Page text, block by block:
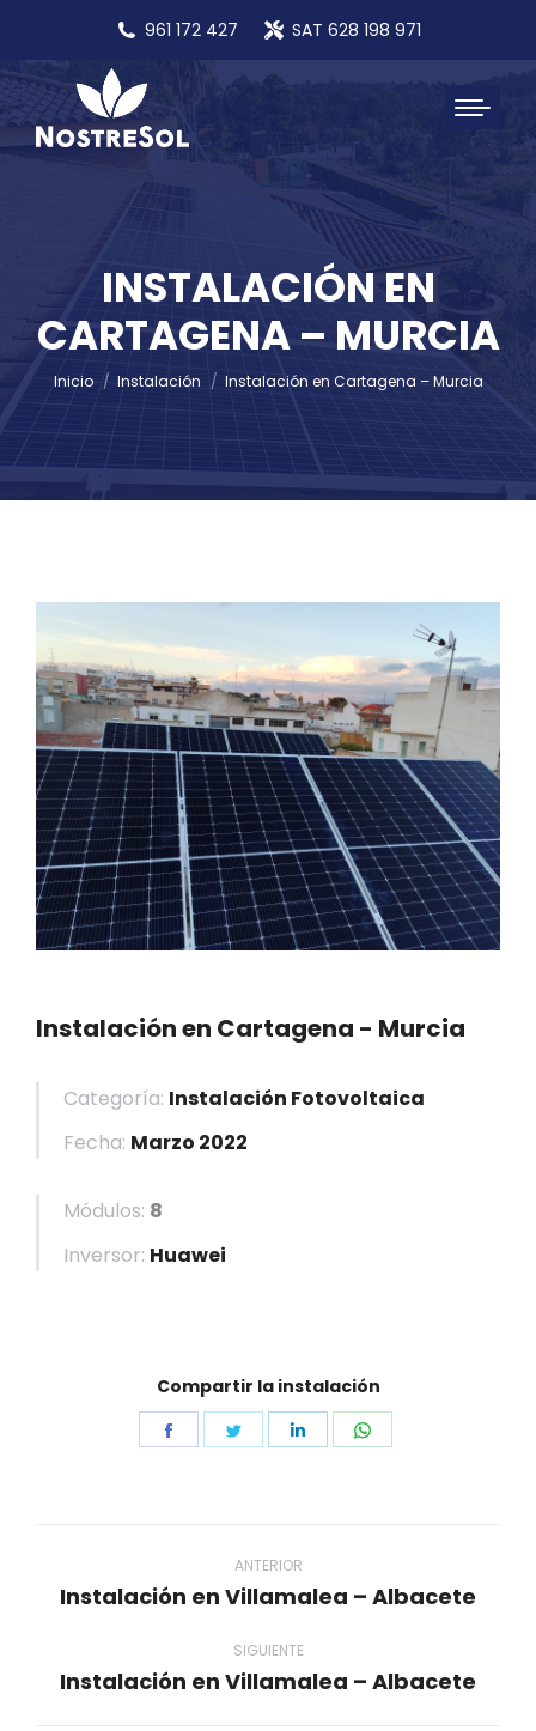
961 172 427 SAT 628 198 971
INSTALACIÓN EN
CARTAGENA – MURCIA
Estás aquí:
Inicio Instalación Instalación en Cartagena – Murcia
Instalación en Cartagena - Murcia
Categoría: Instalación Fotovoltaica
Fecha: Marzo 2022
Módulos: 8
Inversor: Huawei
Compartir la instalación
Share
Share
Share
proyectos
ANTERIOR
Proyecto
Instalación en Villamalea – Albacete
SIGUIENTE
Proyecto
Instalación en Villamalea – Albacete